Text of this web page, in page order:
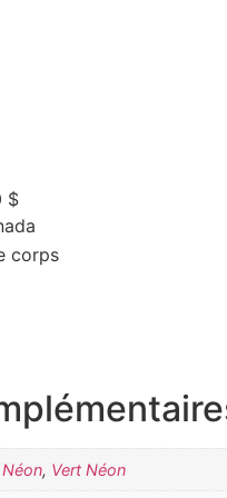
$
corps
, Vert Néon